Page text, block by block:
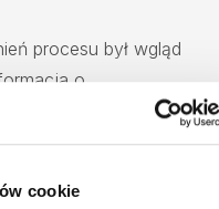
cookie
procesu był wgląd
o